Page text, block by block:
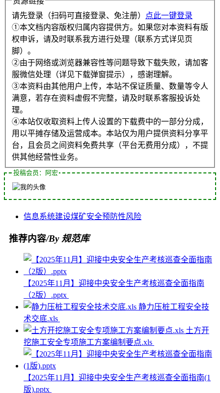
请先登录（扫码可直接登录、免注册）
点此一键登录
①本文档内容版权归属内容提供方。如果您对本资料有版
权申诉，请及时联系我方进行处理（联系方式详见页
脚）。
②由于网络或浏览器兼容性等问题导致下载失败，请加客
服微信处理（详见下载弹窗提示），感谢理解。
③本资料由其他用户上传，本站不保证质量、数量等令人
满意，若存在资料虚假不完整，请及时联系客服投诉处
理。
④本站仅收取资料上传人设置的下载费中的一部分分成，
用以平摊存储及运营成本。本站仅为用户提供资料分享平
台，且会员之间资料免费共享（平台无费用分成），不提
供其他经营性业务。
投稿会员：阿宏
信息系统建设煤矿安全预防性风险
推荐内容/By 规范库
【2025年11月】迎接中央安全生产考核巡查全面指南
（2版）.pptx
静力压桩工程安全技
术交底.xls
土方开
挖施工安全专项施工方案编制要点.xls
【2025年11月】迎接中央安全生产考核巡查全面指南(1
版).pptx